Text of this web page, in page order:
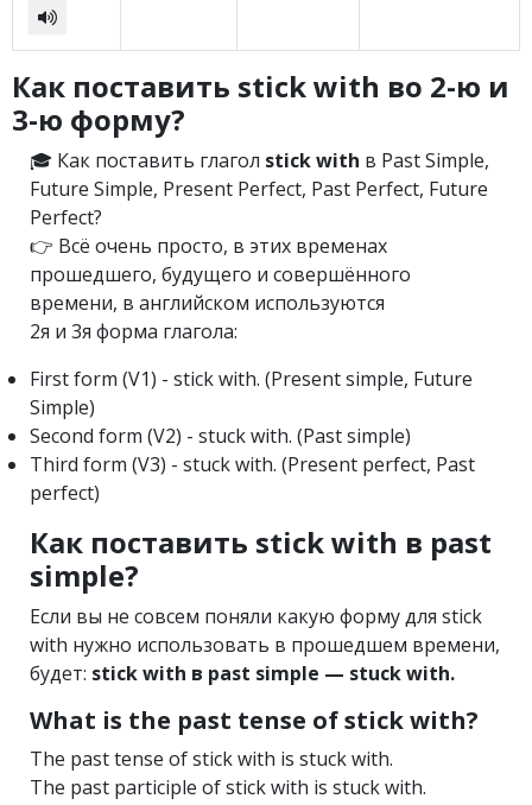
Как поставить stick with во 2-ю и
3-ю форму?
🎓 Как поставить глагол stick with в Past Simple,
Future Simple, Present Perfect, Past Perfect, Future
Perfect?
👉 Всё очень просто, в этих временах
прошедшего, будущего и совершённого
времени, в английском используются
2я и 3я форма глагола:
First form (V1) - stick with. (Present simple, Future
Simple)
Second form (V2) - stuck with. (Past simple)
Third form (V3) - stuck with. (Present perfect, Past
perfect)
Как поставить stick with в past
simple?
Если вы не совсем поняли какую форму для stick
with нужно использовать в прошедшем времени,
будет: stick with в past simple — stuck with.
What is the past tense of stick with?
The past tense of stick with is stuck with.
The past participle of stick with is stuck with.